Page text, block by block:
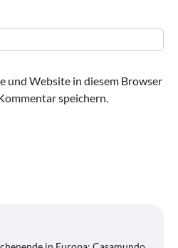
und Website in diesem Browser
speichern.